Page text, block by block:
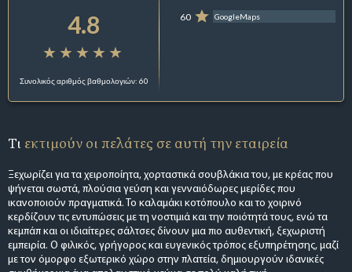
4.8
Συνολικός αριθμός βαθμολογιών: 60
60 GoogleMaps
Τι εκτιμούν οι πελάτες σε αυτή την εταιρεία
Ξεχωρίζει για τα χειροποίητα, χορταστικά σουβλάκια του, με κρέας που
ψήνεται σωστά, πλούσια γεύση και γενναιόδωρες μερίδες που
ικανοποιούν πραγματικά. Το καλαμάκι κοτόπουλο και το χοιρινό
κερδίζουν τις εντυπώσεις με τη νοστιμιά και την ποιότητά τους, ενώ τα
κεμπάπ και οι ιδιαίτερες σάλτσες δίνουν μια πιο αυθεντική, ξεχωριστή
εμπειρία. Ο φιλικός, γρήγορος και ευγενικός τρόπος εξυπηρέτησης, μαζί
με τον όμορφο εξωτερικό χώρο στην πλατεία, δημιουργούν ιδανικές